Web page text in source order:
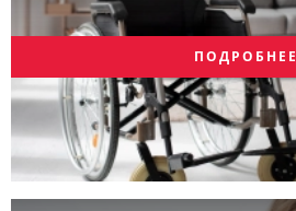
ПОДРОБНЕЕ